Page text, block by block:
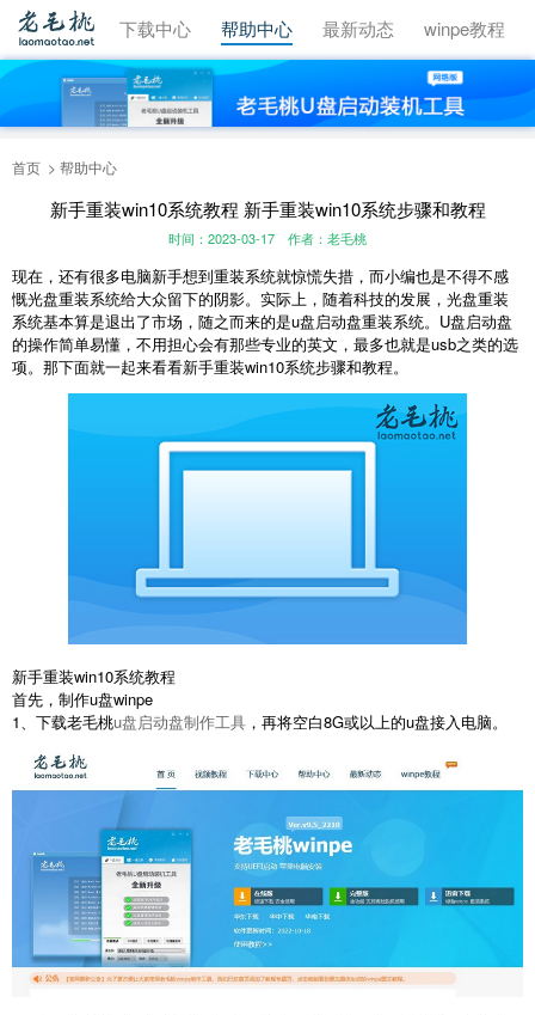
视频教程 下载中心 帮助中心 最新动态 winpe教程
首页 帮助中心
新手重装win10系统教程 新手重装win10系统步骤和教程
时间：2023-03-17 作者：老毛桃
现在，还有很多电脑新手想到重装系统就惊慌失措，而小编也是不得不感
慨光盘重装系统给大众留下的阴影。实际上，随着科技的发展，光盘重装
系统基本算是退出了市场，随之而来的是u盘启动盘重装系统。U盘启动盘
的操作简单易懂，不用担心会有那些专业的英文，最多也就是usb之类的选
项。那下面就一起来看看新手重装win10系统步骤和教程。
新手重装win10系统教程
首先，制作u盘winpe
1、下载老毛桃u盘启动盘制作工具 ，再将空白8G或以上的u盘接入电脑。